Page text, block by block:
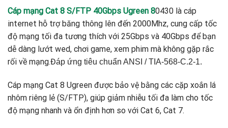
Cáp mạng Cat 8 S/FTP 40Gbps Ugreen 80430 là cáp
internet hỗ trợ băng thông lên đến 2000Mhz, cung cấp tốc
độ mạng tối đa tương thích với 25Gbps và 40Gbps để bạn
dễ dàng lướt wed, chơi game, xem phim mà không gặp rắc
rối về mạng.Đáp ứng tiêu chuẩn ANSI / TIA-568-C.2-1.
Cáp mạng Cat 8 Ugreen được bảo vệ bằng các cặp xoắn lá
nhôm riêng lẻ (S/FTP), giúp giảm nhiễu tối đa làm cho tốc
độ mạng nhanh và ổn định hơn so với Cat 6, Cat 7.